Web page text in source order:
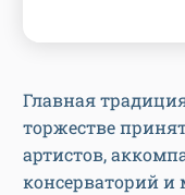
Главная
торжестве
артистов,
консерваторий и